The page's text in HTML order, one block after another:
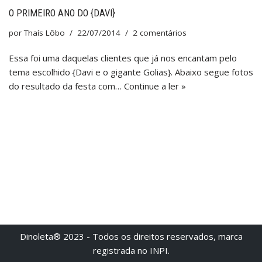
O PRIMEIRO ANO DO {DAVI}
porThaís Lôbo 22/07/2014 2 comentários
Essa foi uma daquelas clientes que já nos encantam pelo
tema escolhido {Davi e o gigante Golias}. Abaixo segue fotos
do resultado da festa com… Continue a ler »
Dinoleta® 2023 - Todos os direitos reservados, marca
registrada no INPI.